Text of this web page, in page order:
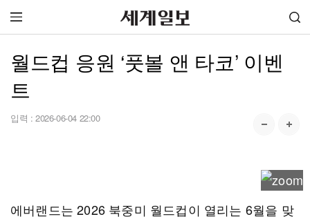
월드컵 응원 ‘풋볼 앤 타코’ 이벤
트
입력 : 2026-06-04 22:00
에버랜드는 2026 북중미 월드컵이 열리는 6월을 맞